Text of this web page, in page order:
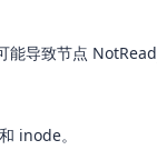
导致节点
inode。